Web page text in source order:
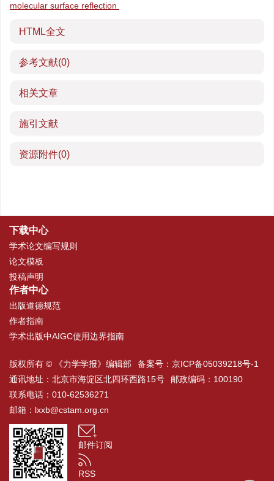
molecular surface reflection
HTML全文
参考文献(0)
相关文章
施引文献
资源附件(0)
下载中心
学术论文编写规则
论文模板
投稿声明
作者中心
出版道德规范
作者指南
学术出版中AIGC使用边界指南
版权所有 © 《力学学报》编辑部 备案号： 京ICP备05039218号-1
通讯地址：北京市海淀区北四环西路15号
邮政编码：100190
联系电话：010-62536271
邮箱： lxxb@cstam.org.cn
邮件订阅
RSS